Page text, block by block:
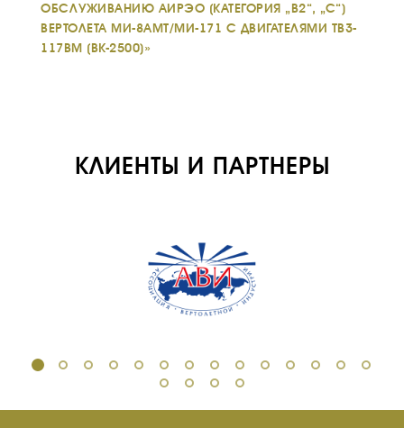
ОБСЛУЖИВАНИЮ АИРЭО (КАТЕГОРИЯ „В2“, „С“)
ВЕРТОЛЕТА МИ-8АМТ/МИ-171 С ДВИГАТЕЛЯМИ ТВ3-
117ВМ (ВК-2500)»
КЛИЕНТЫ И ПАРТНЕРЫ